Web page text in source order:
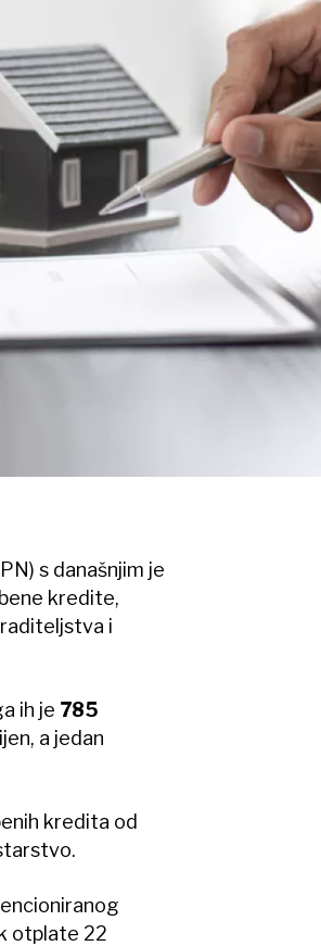
s današnjim je
kredite,
i
ih je 785
a jedan
kredita od
otplate 22